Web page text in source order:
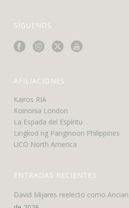
SÍGUENOS
AFILIACIONES
Kairos RIA
Koinonia London
La Espada del Espíritu
Lingkod ng Panginoon Philippines
UCO North America
ENTRADAS RECIENTES
David Mijares reelecto como